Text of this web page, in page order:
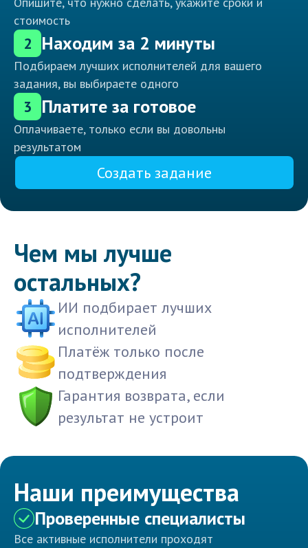
стоимость
2 Находим за 2 минуты
Подбираем лучших исполнителей для вашего
задания, вы выбираете одного
3 Платите за готовое
Оплачиваете, только если вы довольны
результатом
Создать задание
Чем мы лучше
остальных?
ИИ подбирает лучших
исполнителей
Платёж только после
подтверждения
Гарантия возврата, если
результат не устроит
Наши преимущества
Проверенные специалисты
Все активные исполнители проходят